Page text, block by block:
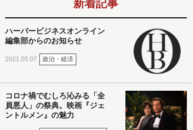
新着記事
ハーバービジネスオンライン
編集部からのお知らせ
2021.05.07 政治・経済
コロナ禍でむしろ沁みる「全
員悪人」の祭典。映画『ジェ
ントルメン』の魅力